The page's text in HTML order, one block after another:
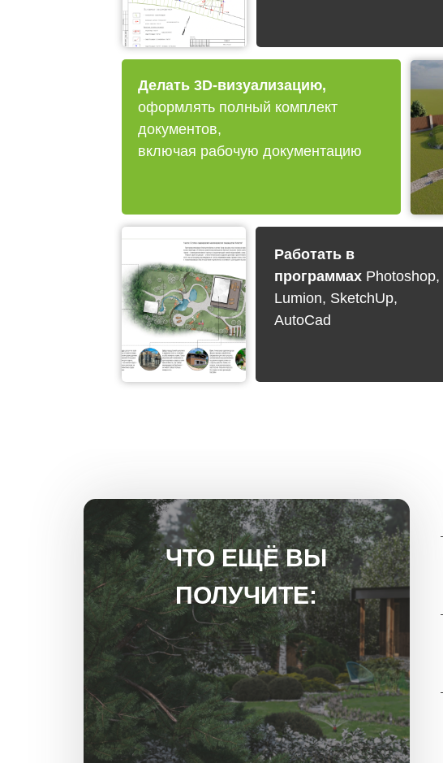
Делать 3D-визуализацию,
оформлять полный комплект
документов,
включая рабочую документацию
Работать в
программах Photoshop,
Lumion, SketchUp,
AutoCad
ЧТО ЕЩЁ ВЫ
ПОЛУЧИТЕ: